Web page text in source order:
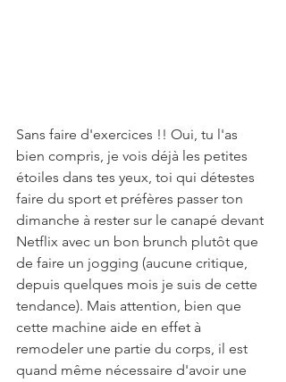
Sans faire d'exercices !! Oui, tu l'as
bien compris, je vois déjà les petites
étoiles dans tes yeux, toi qui détestes
faire du sport et préfères passer ton
dimanche à rester sur le canapé devant
Netflix avec un bon brunch plutôt que
de faire un jogging (aucune critique,
depuis quelques mois je suis de cette
tendance). Mais attention, bien que
cette machine aide en effet à
remodeler une partie du corps, il est
quand même nécessaire d'avoir une